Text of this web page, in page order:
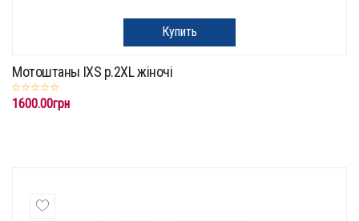
Купить
Мотоштаны IXS p.2XL жіночі
1600.00грн